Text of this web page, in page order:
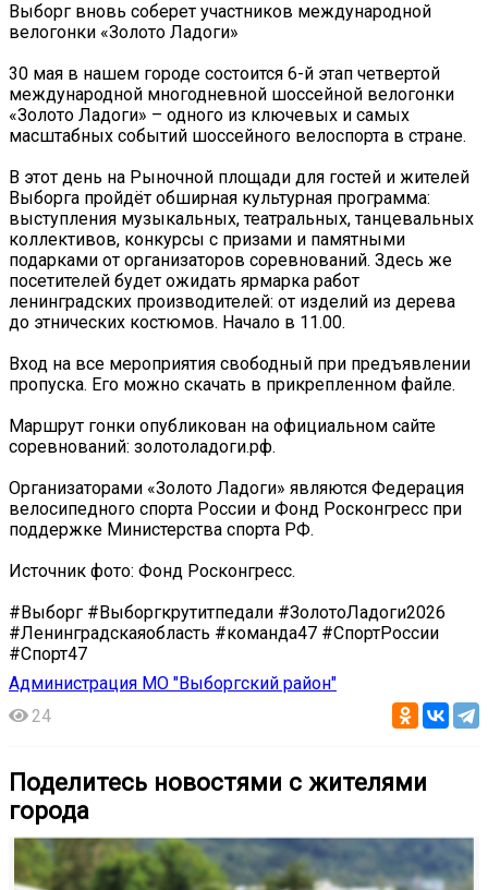
Выборг вновь соберет участников международной
велогонки «Золото Ладоги»
30 мая в нашем городе состоится 6-й этап четвертой
международной многодневной шоссейной велогонки
«Золото Ладоги» – одного из ключевых и самых
масштабных событий шоссейного велоспорта в стране.
В этот день на Рыночной площади для гостей и жителей
Выборга пройдёт обширная культурная программа:
выступления музыкальных, театральных, танцевальных
коллективов, конкурсы с призами и памятными
подарками от организаторов соревнований. Здесь же
посетителей будет ожидать ярмарка работ
ленинградских производителей: от изделий из дерева
до этнических костюмов. Начало в 11.00.
Вход на все мероприятия свободный при предъявлении
пропуска. Его можно скачать в прикрепленном файле.
Маршрут гонки опубликован на официальном сайте
соревнований: золотоладоги.рф.
Организаторами «Золото Ладоги» являются Федерация
велосипедного спорта России и Фонд Росконгресс при
поддержке Министерства спорта РФ.
Источник фото: Фонд Росконгресс.
#Выборг #Выборгкрутитпедали #ЗолотоЛадоги2026
#Ленинградскаяобласть #команда47 #СпортРоссии
#Спорт47
Администрация МО "Выборгский район"
24
Поделитесь новостями с жителями
города